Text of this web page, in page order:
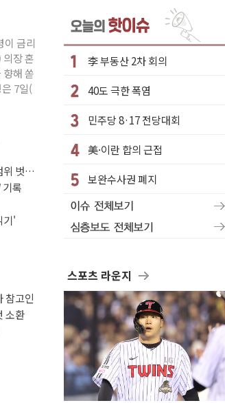
환점"
대·속도전 총력"
배 규모
호우
새 안보 협력 구도
이 금리
장 혼
해 쏟
7일(
벗어
록
기'
참고인
소환
李 부동산 2차 회의
40도 극한 폭염
민주당 8·17 전당대회
美·이란 합의 근접
보완수사권 폐지
스포츠 라운지